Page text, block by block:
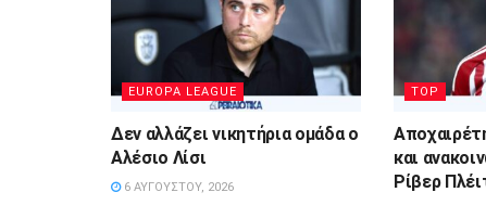
EUROPA LEAGUE
Δεν αλλάζει νικητήρια ομάδα ο
Αλέσιο Λίσι
6 ΑΥΓΟΎΣΤΟΥ, 2026
TOP
και
Ρίβερ